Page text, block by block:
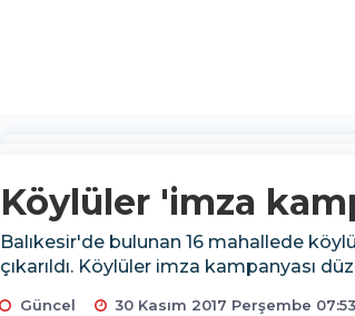
Köylüler 'imza
Balıkesir'de bulunan 16 mahallede
çıkarıldı. Köylüler imza kampanyası
Güncel 30 Kasım 2017 Perşembe 07:53